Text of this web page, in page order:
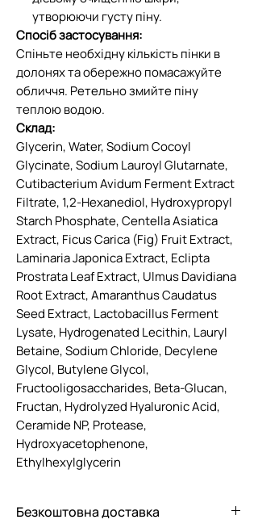
утворюючи густу піну.
Спосіб застосування:
Спіньте необхідну кількість пінки в
долонях та обережно помасажуйте
обличчя. Ретельно змийте піну
теплою водою.
Склад:
Glycerin, Water, Sodium Cocoyl
Glycinate, Sodium Lauroyl Glutarnate,
Cutibacterium Avidum Ferment Extract
Filtrate, 1,2-Hexanediol, Hydroxypropyl
Starch Phosphate, Centella Asiatica
Extract, Ficus Carica (Fig) Fruit Extract,
Laminaria Japonica Extract, Eclipta
Prostrata Leaf Extract, Ulmus Davidiana
Root Extract, Amaranthus Caudatus
Seed Extract, Lactobacillus Ferment
Lysate, Hydrogenated Lecithin, Lauryl
Betaine, Sodium Chloride, Decylene
Glycol, Butylene Glycol,
Fructooligosaccharides, Beta-Glucan,
Fructan, Hydrolyzed Hyaluronic Acid,
Ceramide NP, Protease,
Hydroxyacetophenone,
Ethylhexylglycerin
Безкоштовна доставка